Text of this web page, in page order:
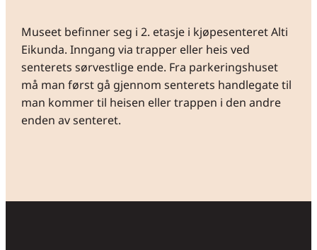
Museet befinner seg i 2. etasje i kjøpesenteret Alti
Eikunda. Inngang via trapper eller heis ved
senterets sørvestlige ende. Fra parkeringshuset
må man først gå gjennom senterets handlegate til
man kommer til heisen eller trappen i den andre
enden av senteret.